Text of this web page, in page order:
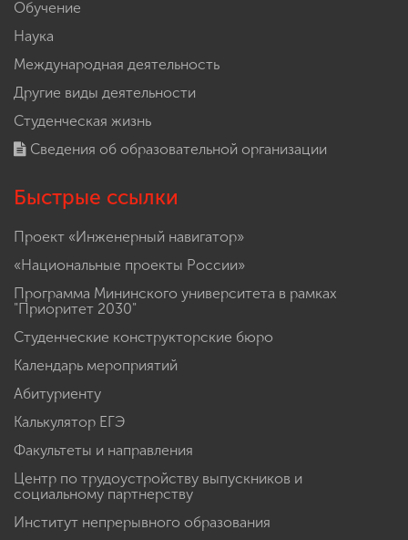
Обучение
Наука
Международная деятельность
Другие виды деятельности
Студенческая жизнь
Сведения об образовательной организации
Быстрые ссылки
Проект «Инженерный навигатор»
«Национальные проекты России»
Программа Мининского университета в рамках
"Приоритет 2030"
Студенческие конструкторские бюро
Календарь мероприятий
Абитуриенту
Калькулятор ЕГЭ
Факультеты и направления
Центр по трудоустройству выпускников и
социальному партнерству
Институт непрерывного образования